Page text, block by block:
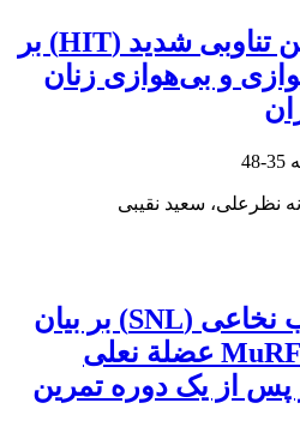
تأثیر چهار هفته تمرین تناوبی شدید (HIT) بر
و بی‌هوازی زنان
35-48
نظرعلی، سعید نقیبی
تأثیر لیگاسیون عصب نخاعی (SNL) بر بیان
ژن‌های TRAF6 و MuRF1 عضلة نعلی
از یک دوره تمرین